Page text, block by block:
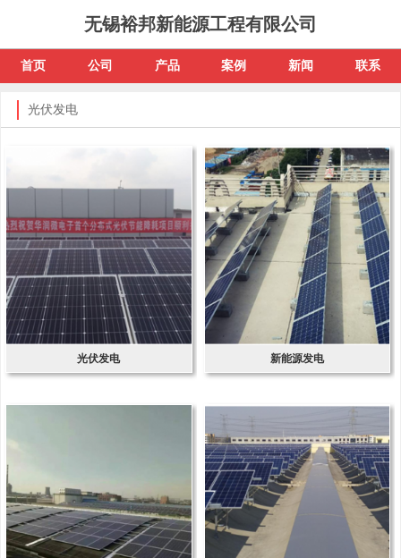
无锡裕邦新能源工程有限公司
首页 公司 产品 案例 新闻 联系
光伏发电
光伏发电 新能源发电